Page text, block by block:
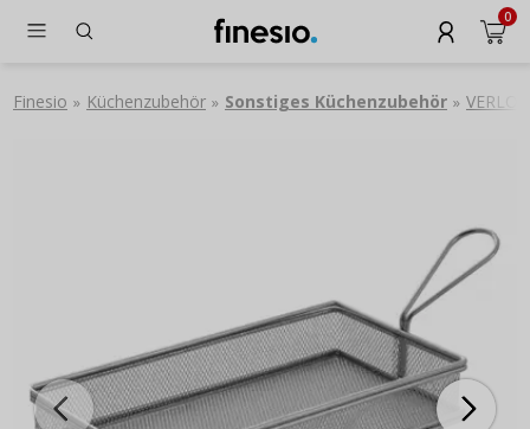
0
Finesio » Küchenzubehör » Sonstiges Küchenzubehör » VERLO